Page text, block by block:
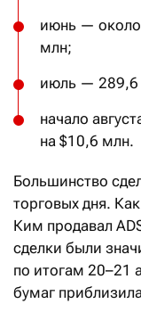
июнь — около
млн;
июль — 289,6
начало
на $10,6 млн.
Большинство
торговых дня.
Ким продавал
сделки были
по итогам 20–21
бумаг